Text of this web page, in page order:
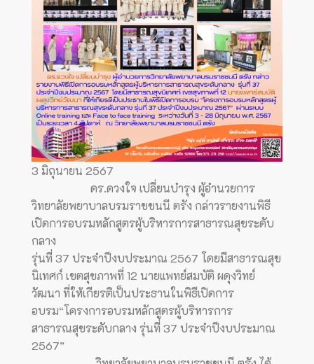
3 มิถุนายน 2567
ดร.ดวงใจ เปลี่ยนบำรุง ผู้อำนวยการ
วิทยาลัยพยาบาลบรมราชชนนี ตรัง กล่าวรายงานพิธี
เปิดการอบรมหลักสูตรผู้บริหารการสาธารณสุขระดับ
กลาง
รุ่นที่ 37 ประจำปีงบประมาณ 2567 โดยมีสาธารณสุข
นิเทศก์ เขตสุขภาพที่ 12 นายแพทย์สมบัติ ผดุงวิทย์
วัฒนา ที่ให้เกียรติเป็นประธานในพิธีเปิดการ
อบรม“โครงการอบรมหลักสูตรผู้บริหารการ
สาธารณสุขระดับกลาง รุ่นที่ 37 ประจำปีงบประมาณ
2567”